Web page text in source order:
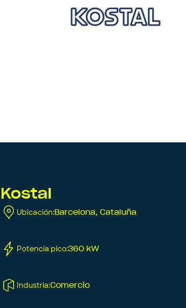
Kostal
Ubicación:Barcelona, Cataluña
Potencia pico:360 kW
Industria:Comercio